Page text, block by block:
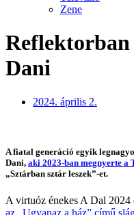
Zene
Dani
2024. április 2.
A fiatal generáció egyik
Dani, aki 2023-ban megnyerte a
„Sztárban sztár leszek”-et.
A virtuóz énekes A Dal 2024
az „Ugyanaz a ház” című